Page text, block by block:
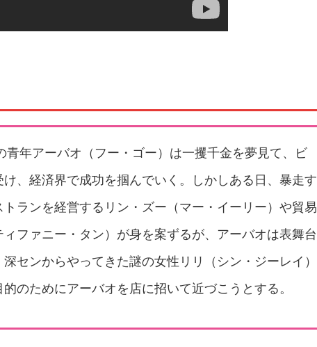
青年アーバオ（フー・ゴー）は一攫千金を夢見て、ビ
、経済界で成功を掴んでいく。しかしある日、暴走す
ランを経営するリン・ズー（マー・イーリー）や貿易
ファニー・タン）が身を案ずるが、アーバオは表舞台
センからやってきた謎の女性リリ（シン・ジーレイ）
のためにアーバオを店に招いて近づこうとする。